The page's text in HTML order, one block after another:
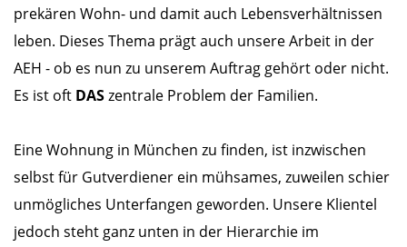
prekären Wohn- und damit auch Lebensverhältnissen
leben. Dieses Thema prägt auch unsere Arbeit in der
AEH - ob es nun zu unserem Auftrag gehört oder nicht.
Es ist oft DASzentrale Problem der Familien.
Eine Wohnung in München zu finden, ist inzwischen
selbst für Gutverdiener ein mühsames, zuweilen schier
unmögliches Unterfangen geworden. Unsere Klientel
jedoch steht ganz unten in der Hierarchie im